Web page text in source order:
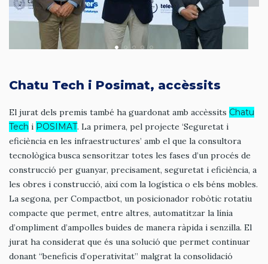
Chatu Tech i Posimat, accèssits
El jurat dels premis també ha guardonat amb accèssits Chatu
Tech i POSIMAT. La primera, pel projecte ‘Seguretat i
eficiència en les infraestructures’ amb el que la consultora
tecnològica busca sensoritzar totes les fases d’un procés de
construcció per guanyar, precisament, seguretat i eficiència, a
les obres i construcció, així com la logística o els béns mobles.
La segona, per Compactbot, un posicionador robòtic rotatiu
compacte que permet, entre altres, automatitzar la línia
d’ompliment d’ampolles buides de manera ràpida i senzilla. El
jurat ha considerat que és una solució que permet continuar
donant “beneficis d’operativitat” malgrat la consolidació